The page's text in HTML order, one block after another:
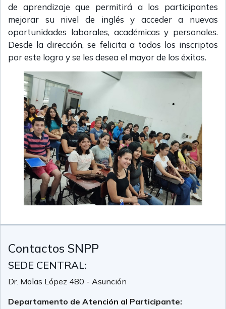
de aprendizaje que permitirá a los participantes
mejorar su nivel de inglés y acceder a nuevas
oportunidades laborales, académicas y personales.
Desde la dirección, se felicita a todos los inscriptos
por este logro y se les desea el mayor de los éxitos.
Contactos SNPP
SEDE CENTRAL:
Dr. Molas López 480 - Asunción
Departamento de Atención al Participante: